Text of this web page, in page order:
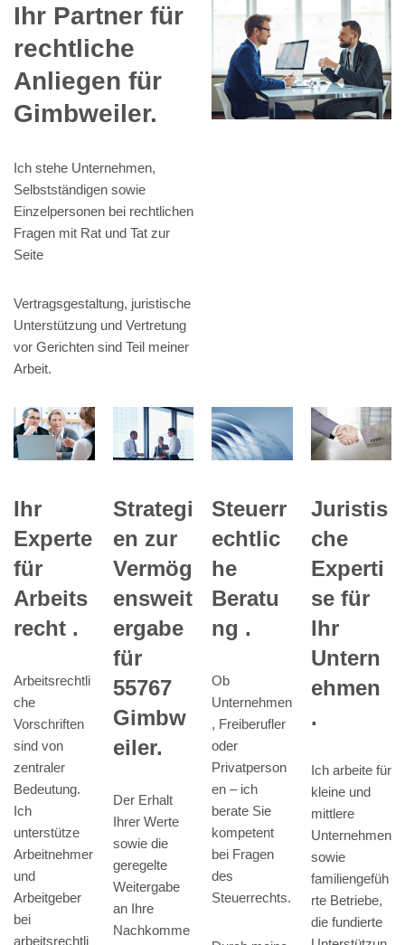
Ihr Partner für
rechtliche
Anliegen für
Gimbweiler.
Ich stehe Unternehmen,
Selbstständigen sowie
Einzelpersonen bei rechtlichen
Fragen mit Rat und Tat zur
Seite
Vertragsgestaltung, juristische
Unterstützung und Vertretung
vor Gerichten sind Teil meiner
Arbeit.
Ihr
Experte
für
Arbeits
recht .
Arbeitsrechtli
che
Vorschriften
sind von
zentraler
Bedeutung.
Ich
unterstütze
Arbeitnehmer
und
Arbeitgeber
bei
arbeitsrechtli
Strategi
en zur
Vermög
ensweit
ergabe
für
55767
Gimbw
eiler.
Der Erhalt
Ihrer Werte
sowie die
geregelte
Weitergabe
an Ihre
Nachkomme
Steuerr
echtlic
he
Beratu
ng .
Ob
Unternehmen
, Freiberufler
oder
Privatperson
en – ich
berate Sie
kompetent
bei Fragen
des
Steuerrechts.
Juristis
che
Experti
se für
Ihr
Untern
ehmen
.
Ich arbeite für
kleine und
mittlere
Unternehmen
sowie
familiengefüh
rte Betriebe,
die fundierte